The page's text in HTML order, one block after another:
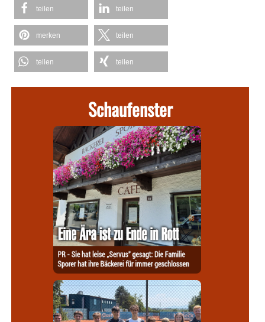
teilen teilen
merken teilen
teilen teilen
Schaufenster